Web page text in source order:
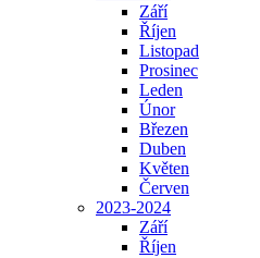
Září
Říjen
Listopad
Prosinec
Leden
Únor
Březen
Duben
Květen
Červen
2023-2024
Září
Říjen